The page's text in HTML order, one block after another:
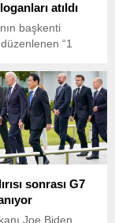
atıldı
başkenti
“1
verildi.
sonrası G7
Joe Biden,